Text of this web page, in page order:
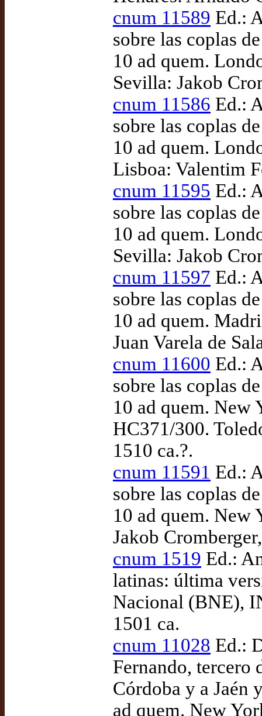
cnum 11589 Ed.:
sobre las coplas
10 ad quem.
Sevilla: Jakob
cnum 11586 Ed.:
sobre las coplas
10 ad quem.
Lisboa: Valentim
cnum 11595 Ed.:
sobre las coplas
10 ad quem.
Sevilla: Jakob
cnum 11597 Ed.:
sobre las coplas
10 ad quem.
Juan Varela de
cnum 11600 Ed.:
sobre las coplas
10 ad quem. New
HC371/300.
1510 ca.?.
cnum 11591 Ed.:
sobre las coplas
10 ad quem.
Jakob
cnum 1519 Ed.:
latinas: última
Nacional (BNE),
1501 ca.
cnum 11028 Ed.:
Fernando, tercero
Córdoba y a Jaén
ad quem. New